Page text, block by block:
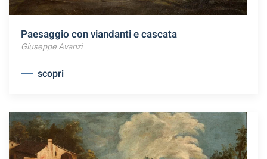
Paesaggio con viandanti e cascata
Giuseppe Avanzi
scopri